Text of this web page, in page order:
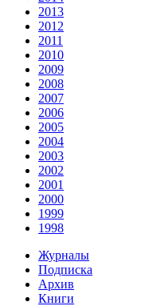
2013
2012
2011
2010
2009
2008
2007
2006
2005
2004
2003
2002
2001
2000
1999
1998
Журналы
Подписка
Архив
Книги